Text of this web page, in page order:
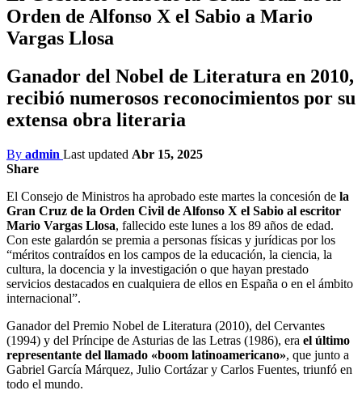
Orden de Alfonso X el Sabio a Mario
Vargas Llosa
Ganador del Nobel de Literatura en 2010,
recibió numerosos reconocimientos por su
extensa obra literaria
By admin Last updated Abr 15, 2025
Share
El Consejo de Ministros ha aprobado este martes la concesión de la
Gran Cruz de la Orden Civil de Alfonso X el Sabio al escritor
Mario Vargas Llosa, fallecido este lunes a los 89 años de edad.
Con este galardón se premia a personas físicas y jurídicas por los
“méritos contraídos en los campos de la educación, la ciencia, la
cultura, la docencia y la investigación o que hayan prestado
servicios destacados en cualquiera de ellos en España o en el ámbito
internacional”.
Ganador del Premio Nobel de Literatura (2010), del Cervantes
(1994) y del Príncipe de Asturias de las Letras (1986), era el último
representante del llamado «boom latinoamericano», que junto a
Gabriel García Márquez, Julio Cortázar y Carlos Fuentes, triunfó en
todo el mundo.